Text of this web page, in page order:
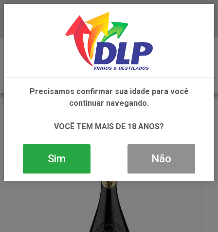
Baixe já o APP da DLP Vinhos
Precisamos confirmar sua idade para você
continuar navegando.
VOCÊ TEM MAIS DE 18 ANOS?
Sim Não